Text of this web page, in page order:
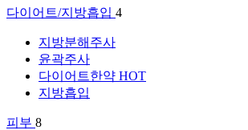
다이어트/지방흡입 4
지방분해주사
윤곽주사
다이어트한약 HOT
지방흡입
피부 8